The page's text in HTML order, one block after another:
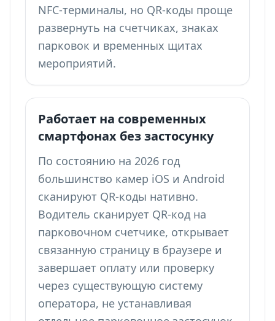
NFC-терминалы, но QR-коды проще
развернуть на счетчиках, знаках
парковок и временных щитах
мероприятий.
Работает на современных
смартфонах без застосунку
По состоянию на 2026 год
большинство камер iOS и Android
сканируют QR-коды нативно.
Водитель сканирует QR-код на
парковочном счетчике, открывает
связанную страницу в браузере и
завершает оплату или проверку
через существующую систему
оператора, не устанавливая